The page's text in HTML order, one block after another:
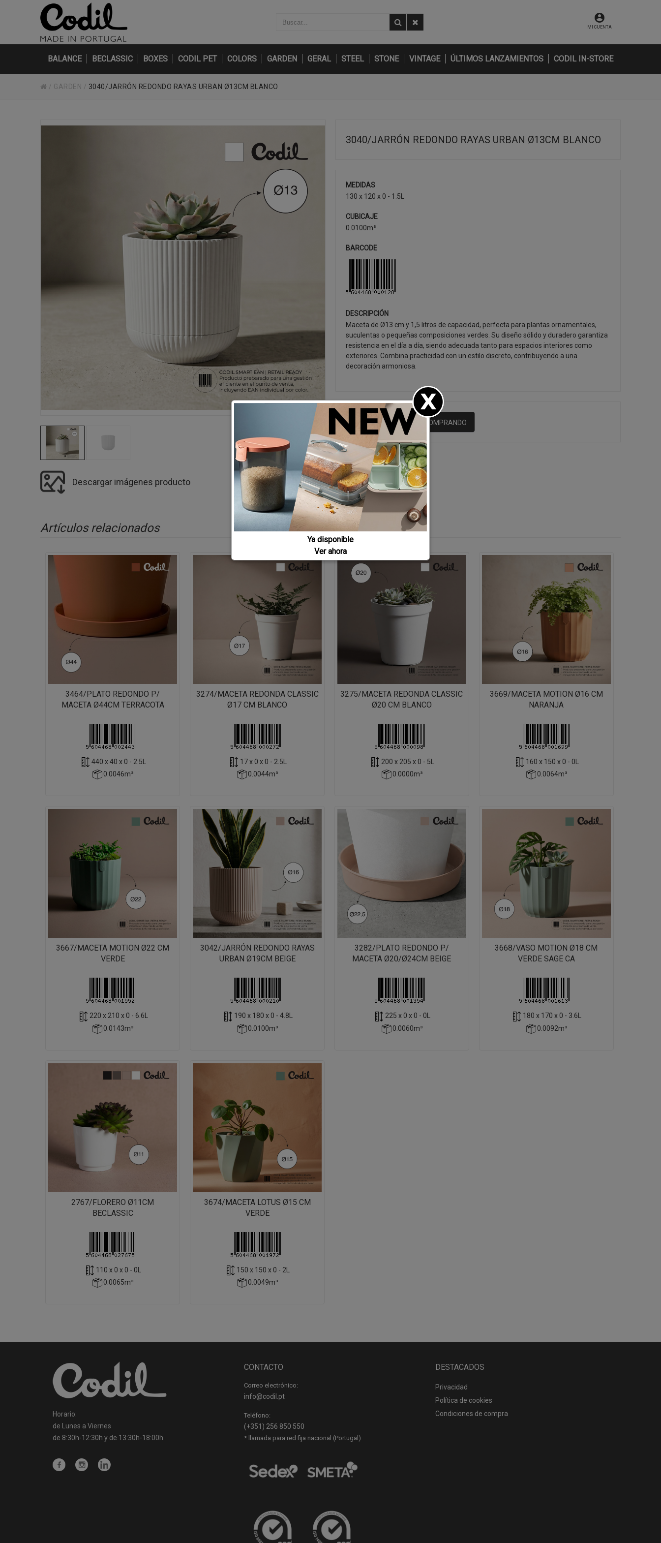
MI CUENTA
BALANCE BECLASSIC BOXES CODIL PET COLORS GARDEN GERAL STEEL STONE VINTAGE ÚLTIMOS LANZAMIENTOS CODIL IN-STORE
/ GARDEN / 3040/JARRÓN REDONDO RAYAS URBAN Ø13CM BLANCO
Descargar imágenes producto
3040/JARRÓN REDONDO RAYAS URBAN Ø13CM BLANCO
MEDIDAS
130 x 120 x 0 - 1.5L
CUBICAJE
0.0100m³
BARCODE
DESCRIPCIÓN
Maceta de Ø13 cm y 1,5 litros de capacidad, perfecta para plantas ornamentales,
suculentas o pequeñas composiciones verdes. Su diseño sólido y duradero garantiza
resistencia en el día a día, siendo adecuada tanto para espacios interiores como
exteriores. Combina practicidad con un estilo discreto, contribuyendo a una
decoración armoniosa.
SEGUIR COMPRANDO
Artículos relacionados
3464/PLATO REDONDO P/
MACETA Ø44CM TERRACOTA
440 x 40 x 0 - 2.5L
0.0046m³
3274/MACETA REDONDA CLASSIC
Ø17 CM BLANCO
17 x 0 x 0 - 2.5L
0.0044m³
3275/MACETA REDONDA CLASSIC
Ø20 CM BLANCO
200 x 205 x 0 - 5L
0.0000m³
3669/MACETA MOTION Ø16 CM
NARANJA
160 x 150 x 0 - 0L
0.0064m³
3667/MACETA MOTION Ø22 CM
VERDE
220 x 210 x 0 - 6.6L
0.0143m³
3042/JARRÓN REDONDO RAYAS
URBAN Ø19CM BEIGE
190 x 180 x 0 - 4.8L
0.0100m³
3282/PLATO REDONDO P/
MACETA Ø20/Ø24CM BEIGE
225 x 0 x 0 - 0L
0.0060m³
3668/VASO MOTION Ø18 CM
VERDE SAGE CA
180 x 170 x 0 - 3.6L
0.0092m³
2767/FLORERO Ø11CM
BECLASSIC
110 x 0 x 0 - 0L
0.0065m³
3674/MACETA LOTUS Ø15 CM
VERDE
150 x 150 x 0 - 2L
0.0049m³
Horario:
de Lunes a Viernes
de 8:30h-12:30h y de 13:30h-18:00h
CONTACTO
Correo electrónico:
info@codil.pt
Teléfono:
(+351) 256 850 550
* llamada para red fija nacional (Portugal)
DESTACADOS
Privacidad
Política de cookies
Condiciones de compra
Ya disponible
Ver ahora